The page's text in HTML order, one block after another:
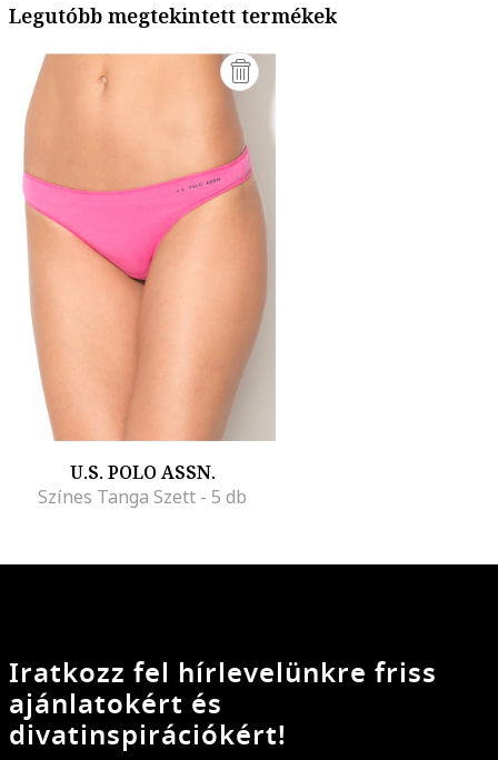
Legutóbb megtekintett termékek
U.S. POLO ASSN.
Színes Tanga Szett - 5 db
Iratkozz fel hírlevelünkre friss
ajánlatokért és
divatinspirációkért!